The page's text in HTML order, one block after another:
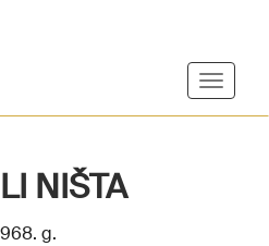
NIŠTA
g.